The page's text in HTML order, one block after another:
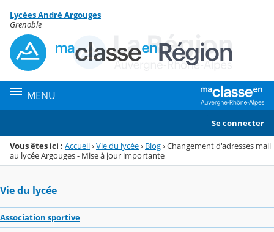
Menu de la rubrique
Contenu
Lycées André Argouges
Grenoble
MENU
Se connecter
Vous êtes ici : Accueil›Vie du lycée› Blog›Changement d'adresses mail
au lycée Argouges - Mise à jour importante
Vie du lycée
Association sportive